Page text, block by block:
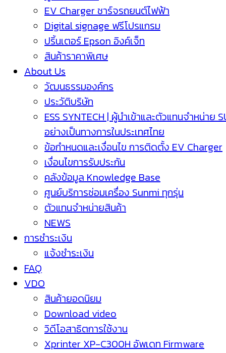
EV Charger ชาร์จรถยนต์ไฟฟ้า
Digital signage ฟรีโปรแกรม
ปริ้นเตอร์ Epson อิงค์เจ็ท
สินค้าราคาพิเศษ
About Us
วัฒนธรรมองค์กร
ประวัติบริษัท
ESS SYNTECH | ผู้นำเข้าและตัวแทนจำหน่าย
อย่างเป็นทางการในประเทศไทย
ข้อกำหนดและเงื่อนไข การติดตั้ง EV Charger
เงื่อนไขการรับประกัน
คลังข้อมูล Knowledge Base
ศูนย์บริการซ่อมเครื่อง Sunmi ทุกรุ่น
ตัวแทนจำหน่ายสินค้า
NEWS
การชำระเงิน
แจ้งชำระเงิน
FAQ
VDO
สินค้ายอดนิยม
Download video
วิดีโอสาธิตการใช้งาน
Xprinter XP-C300H อัพเดท Firmware